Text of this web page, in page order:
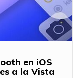
en iOS
a la Vista